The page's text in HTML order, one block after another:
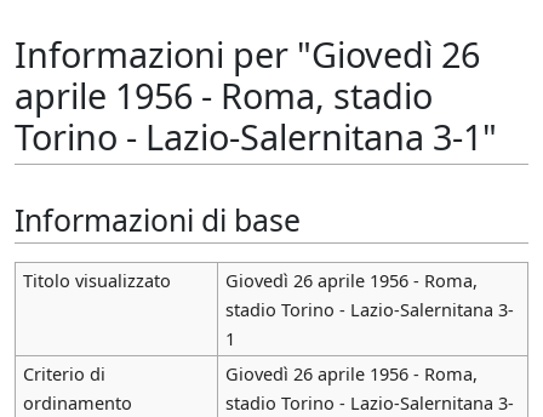
Informazioni per "Giovedì 26
aprile 1956 - Roma, stadio
Torino - Lazio-Salernitana 3-1"
Informazioni di base
Titolo visualizzato
Giovedì 26 aprile 1956 - Roma,
stadio Torino - Lazio-Salernitana 3-
1
Criterio di
ordinamento
Giovedì 26 aprile 1956 - Roma,
stadio Torino - Lazio-Salernitana 3-